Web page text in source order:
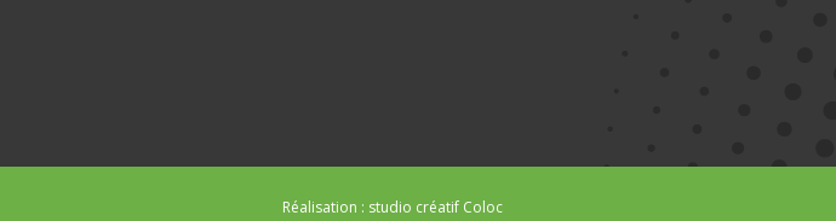
Réalisation : studio créatif Coloc